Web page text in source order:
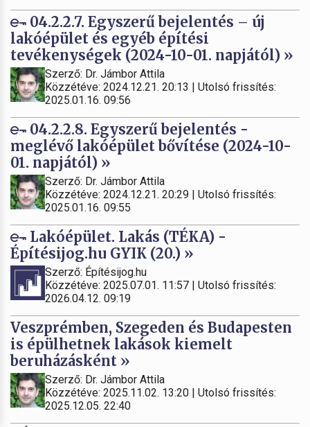
04.2.2.7. Egyszerű bejelentés – új
lakóépület és egyéb építési
tevékenységek (2024-10-01. napjától) »
Szerző: Dr. Jámbor Attila
Közzétéve: 2024.12.21. 20:13 | Utolsó frissítés:
2025.01.16. 09:56
04.2.2.8. Egyszerű bejelentés -
meglévő lakóépület bővítése (2024-10-
01. napjától) »
Szerző: Dr. Jámbor Attila
Közzétéve: 2024.12.21. 20:29 | Utolsó frissítés:
2025.01.16. 09:55
Lakóépület. Lakás (TÉKA) -
Építésijog.hu GYIK (20.) »
Szerző: Építésijog.hu
Közzétéve: 2025.07.01. 11:57 | Utolsó frissítés:
2026.04.12. 09:19
Veszprémben, Szegeden és Budapesten
is épülhetnek lakások kiemelt
beruházásként »
Szerző: Dr. Jámbor Attila
Közzétéve: 2025.11.02. 13:20 | Utolsó frissítés:
2025.12.05. 22:40